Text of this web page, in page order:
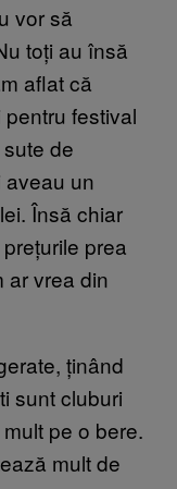
vor să
toți au însă
aflat că
festival
de
aveau un
Însă chiar
prea
ar vrea din
ținând
sunt cluburi
pe o bere.
mult de